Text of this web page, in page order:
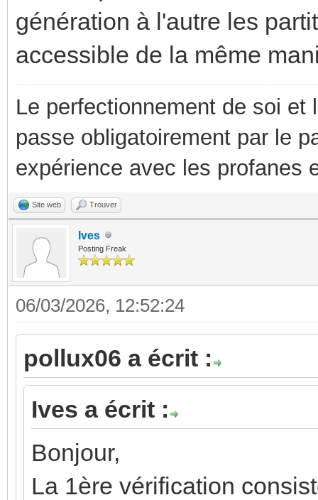
génération à l'autre les
accessible de la même
Le perfectionnement de soi
passe obligatoirement par le
expérience avec les profanes
Site web Trouver
Ives
Posting Freak
06/03/2026, 12:52:24
pollux06 a écrit :
Ives a écrit :
Bonjour,
La 1ère vérification